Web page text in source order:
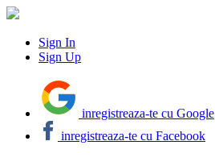
Sign In
Sign Up
inregistreaza-te cu Google
inregistreaza-te cu Facebook